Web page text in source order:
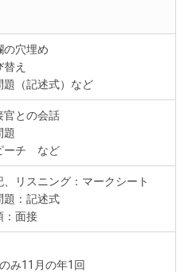
の穴埋め
替え
題（記述式）など
官との会話
題
ーチ など
、リスニング：マークシート
題：記述式
：面接
み11月の年1回